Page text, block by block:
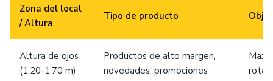
Zona del local
/ Altura
Tipo de producto
Altura de ojos
(1.20-1.70 m)
Productos de alto margen,
novedades, promociones